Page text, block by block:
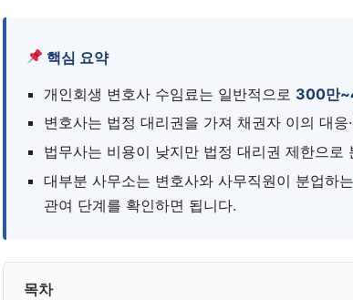
핵심 요약
개인회생 변호사 수임료는 일반적으로 300만
변호사는 법정 대리권을 가져 채권자 이의 대
법무사는 비용이 낮지만 법정 대리권 제한으
대부분 사무소는 변호사와 사무직원이 분업하
관여 단계를 확인하면 됩니다.
목차